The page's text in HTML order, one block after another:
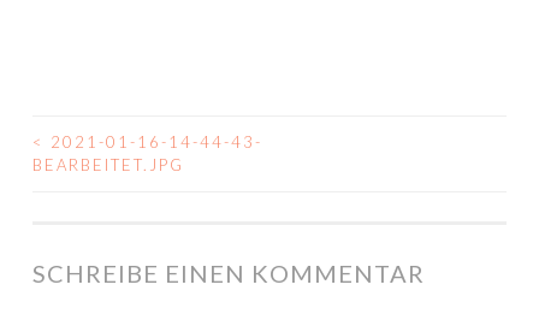
BEITRAGSNAVIGATION
<
2021-01-16-14-44-43-
BEARBEITET.JPG
SCHREIBE EINEN KOMMENTAR